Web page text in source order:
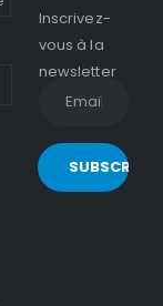
Inscrivez-
vous à la
newsletter